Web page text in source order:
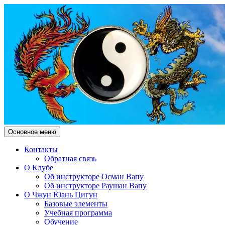
Чжун Юань Цигун Клуб
Поиск
Основное меню Перейти
к
Контакты
Обратная связь
О Клубе
Об инструкторе Осман Вапу
Об инструкторе Раушан Вапу
О Чжун Юань Цигун
Базовые элементы
Учебная программа
Обучение